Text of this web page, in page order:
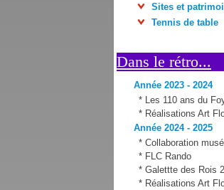
Sites et
Tennis de table
Dans le rétro...
Année 2023 - 2024
*
Les 110 ans du
* Réalisations Art
Année 2024 - 2025
* Collaboration
* FLC Rando
* Galettte des Rois
* Réalisations Art